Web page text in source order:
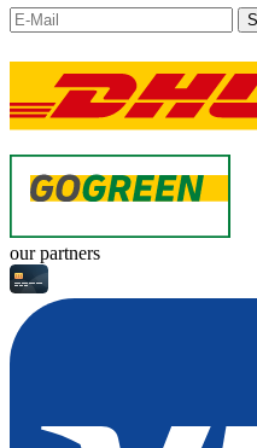
our partners